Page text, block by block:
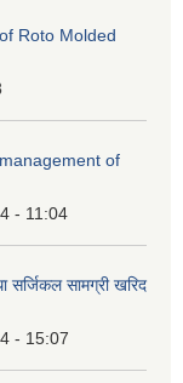
Roto Molded
of
- 11:04
सामग्री खरिद
- 15:07